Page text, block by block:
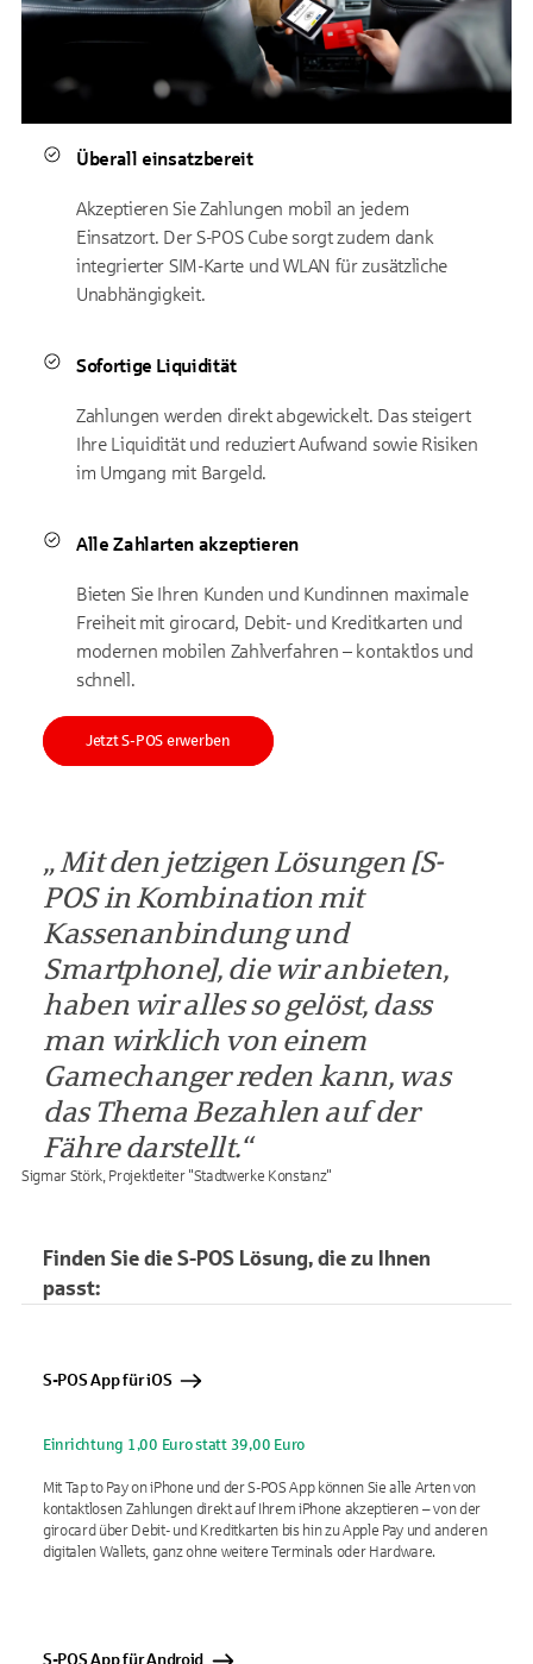
Überall einsatzbereit
Akzeptieren Sie Zahlungen mobil an jedem
Einsatzort. Der S-POS Cube sorgt zudem dank
integrierter SIM-Karte und WLAN für zusätzliche
Unabhängigkeit.
Sofortige Liquidität
Zahlungen werden direkt abgewickelt. Das steigert
Ihre Liquidität und reduziert Aufwand sowie Risiken
im Umgang mit Bargeld.
Alle Zahlarten akzeptieren
Bieten Sie Ihren Kunden und Kundinnen maximale
Freiheit mit girocard, Debit- und Kreditkarten und
modernen mobilen Zahlverfahren – kontaktlos und
schnell.
Jetzt S-POS erwerben
Mit den jetzigen Lösungen [S-
POS in Kombination mit
Kassenanbindung und
Smartphone], die wir anbieten,
haben wir alles so gelöst, dass
man wirklich von einem
Gamechanger reden kann, was
das Thema Bezahlen auf der
Fähre darstellt.
Sigmar Störk, Projektleiter "Stadtwerke Konstanz"
Finden Sie die S-POS Lösung, die zu Ihnen
passt:
S-POS App für iOS
Einrichtung 1,00 Euro statt 39,00 Euro
Mit Tap to Pay on iPhone und der S-POS App können Sie alle Arten von
kontaktlosen Zahlungen direkt auf Ihrem iPhone akzeptieren – von der
girocard über Debit- und Kreditkarten bis hin zu Apple Pay und anderen
digitalen Wallets, ganz ohne weitere Terminals oder Hardware.
S-POS App für Android